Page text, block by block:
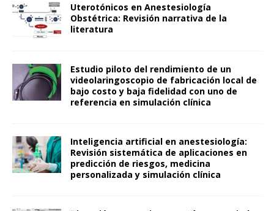
Uterotónicos en Anestesiología
Obstétrica: Revisión narrativa de la
literatura
Estudio piloto del rendimiento de un
videolaringoscopio de fabricación local de
bajo costo y baja fidelidad con uno de
referencia en simulación clínica
Inteligencia artificial en anestesiología:
Revisión sistemática de aplicaciones en
predicción de riesgos, medicina
personalizada y simulación clínica